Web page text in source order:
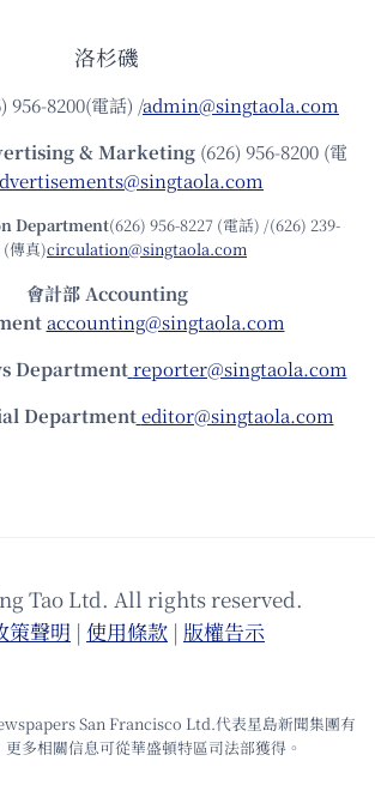
洛杉磯
956-8200(電話) /admin@singtaola.com
& Marketing (626) 956-8200 (電
Department(626) 956-8227 (電話) /(626) 239-
(傳真)circulation@singtaola.com
會計部 Accounting
accounting@singtaola.com
Department reporter@singtaola.com
Department editor@singtaola.com
Tao Ltd. All rights reserved.
策聲明 | 使⽤條款 | 版權告⽰
San Francisco Ltd.代表星島新聞集團有
多相關信息可從華盛頓特區司法部獲得。